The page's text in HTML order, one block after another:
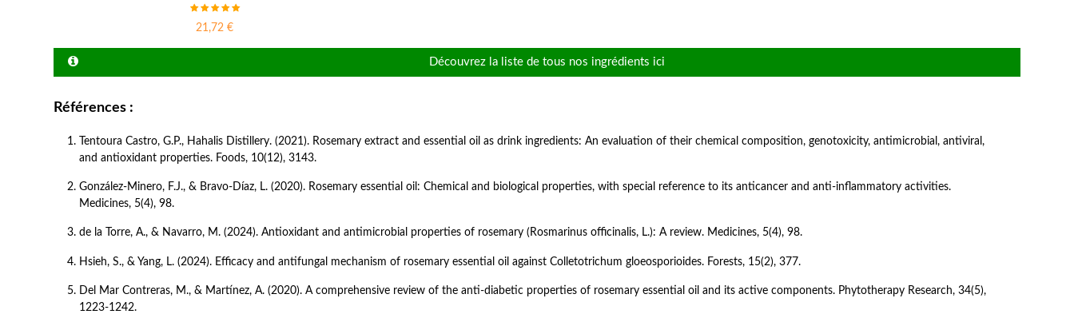
21,72 €
Découvrez la liste de tous nos ingrédients ici
Références :
Tentoura Castro, G.P., Hahalis Distillery. (2021). Rosemary extract and essential oil as drink ingredients: An evaluation of their chemical composition, genotoxicity, antimicrobial, antiviral,
and antioxidant properties. Foods, 10(12), 3143.
González-Minero, F.J., & Bravo-Díaz, L. (2020). Rosemary essential oil: Chemical and biological properties, with special reference to its anticancer and anti-inflammatory activities.
Medicines, 5(4), 98.
de la Torre, A., & Navarro, M. (2024). Antioxidant and antimicrobial properties of rosemary (Rosmarinus officinalis, L.): A review. Medicines, 5(4), 98.
Hsieh, S., & Yang, L. (2024). Efficacy and antifungal mechanism of rosemary essential oil against Colletotrichum gloeosporioides. Forests, 15(2), 377.
Del Mar Contreras, M., & Martínez, A. (2020). A comprehensive review of the anti-diabetic properties of rosemary essential oil and its active components. Phytotherapy Research, 34(5),
1223-1242.